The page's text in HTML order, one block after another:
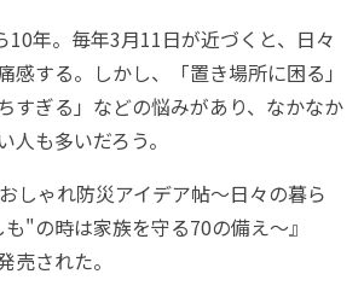
10年。毎年3月11日が近づくと、日々
感する。しかし、「置き場所に困る」
すぎる」などの悩みがあり、なかなか
人も多いだろう。
しゃれ防災アイデア帖～日々の暮ら
"の時は家族を守る70の備え～』
売された。